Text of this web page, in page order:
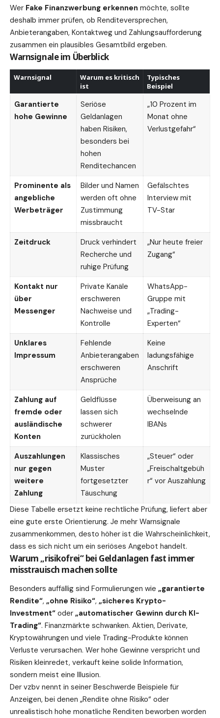
Wer Fake Finanzwerbung erkennen möchte, sollte
deshalb immer prüfen, ob Renditeversprechen,
Anbieterangaben, Kontaktweg und Zahlungsaufforderung
zusammen ein plausibles Gesamtbild ergeben.
Warnsignale im Überblick
Warnsignal
Warum es kritisch
ist
Typisches
Beispiel
Garantierte
hohe Gewinne
Seriöse
Geldanlagen
haben Risiken,
besonders bei
hohen
Renditechancen
„10 Prozent im
Monat ohne
Verlustgefahr“
Prominente als
angebliche
Werbeträger
Bilder und Namen
werden oft ohne
Zustimmung
missbraucht
Gefälschtes
Interview mit
TV-Star
Zeitdruck
Druck verhindert
Recherche und
ruhige Prüfung
„Nur heute freier
Zugang“
Kontakt nur
über
Messenger
Private Kanäle
erschweren
Nachweise und
Kontrolle
WhatsApp-
Gruppe mit
„Trading-
Experten“
Unklares
Impressum
Fehlende
Anbieterangaben
erschweren
Ansprüche
Keine
ladungsfähige
Anschrift
Zahlung auf
fremde oder
ausländische
Konten
Geldflüsse
lassen sich
schwerer
zurückholen
Überweisung an
wechselnde
IBANs
Auszahlungen
nur gegen
weitere
Zahlung
Klassisches
Muster
fortgesetzter
Täuschung
„Steuer“ oder
„Freischaltgebüh
r“ vor Auszahlung
Diese Tabelle ersetzt keine rechtliche Prüfung, liefert aber
eine gute erste Orientierung. Je mehr Warnsignale
zusammenkommen, desto höher ist die Wahrscheinlichkeit,
dass es sich nicht um ein seriöses Angebot handelt.
Warum „risikofrei“ bei Geldanlagen fast immer
misstrauisch machen sollte
Besonders auffällig sind Formulierungen wie „garantierte
Rendite“, „ohne Risiko“, „sicheres Krypto-
Investment“ oder „automatischer Gewinn durch KI-
Trading“. Finanzmärkte schwanken. Aktien, Derivate,
Kryptowährungen und viele Trading-Produkte können
Verluste verursachen. Wer hohe Gewinne verspricht und
Risiken kleinredet, verkauft keine solide Information,
sondern meist eine Illusion.
Der vzbv nennt in seiner Beschwerde Beispiele für
Anzeigen, bei denen „Rendite ohne Risiko“ oder
unrealistisch hohe monatliche Renditen beworben worden